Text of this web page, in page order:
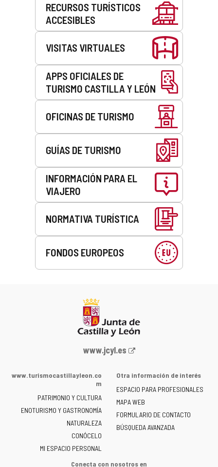
RECURSOS TURÍSTICOS
ACCESIBLES
VISITAS VIRTUALES
APPS OFICIALES DE
TURISMO CASTILLA Y LEÓN
OFICINAS DE TURISMO
GUÍAS DE TURISMO
INFORMACIÓN PARA EL
VIAJERO
NORMATIVA TURÍSTICA
FONDOS EUROPEOS
Portal
la
de
Castilla
y
León
-
www.jcyl.es
www.turismocastillayleon.co
m
PATRIMONIO Y CULTURA
ENOTURISMO Y GASTRONOMÍA
NATURALEZA
CONÓCELO
MI ESPACIO PERSONAL
Otra información de interés
ESPACIO PARA PROFESIONALES
MAPA WEB
FORMULARIO DE CONTACTO
BÚSQUEDA AVANZADA
Conecta con nosotros en